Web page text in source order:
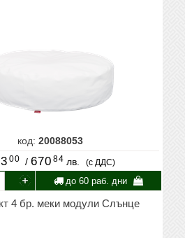
код:20088053
00 /670 84 лв. (с ДДС)
до 60 раб. дни
4 бр. меки модули Слънце